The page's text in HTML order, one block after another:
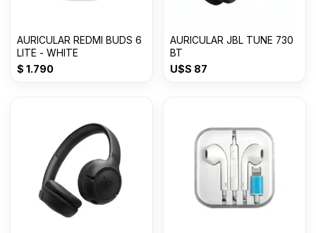
AURICULAR REDMI BUDS 6
LITE - WHITE
$ 1.790
AURICULAR JBL TUNE 730
BT
U$S 87